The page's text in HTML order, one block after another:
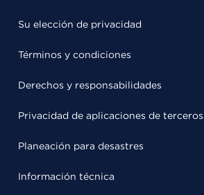
Su elección de privacidad
Términos y condiciones
Derechos y responsabilidades
Privacidad de aplicaciones de terceros
Planeación para desastres
Información técnica